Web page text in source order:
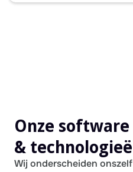
Onze software
&
Wij onderscheiden